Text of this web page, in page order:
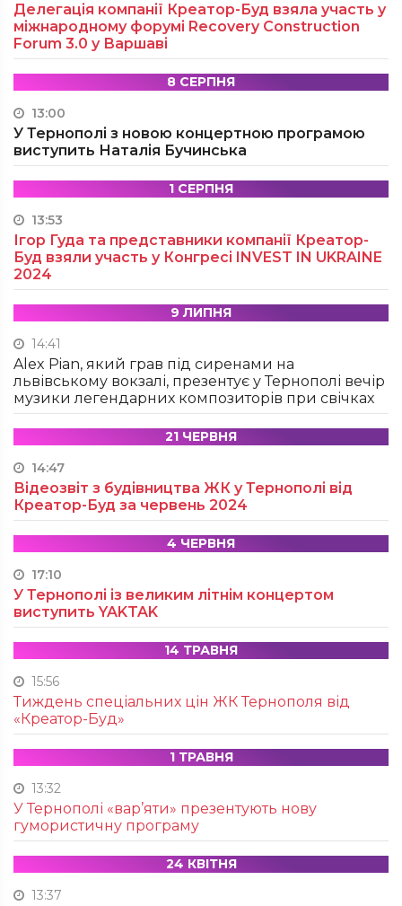
Делегація компанії Креатор-Буд взяла участь у
міжнародному форумі Recovery Construction
Forum 3.0 у Варшаві
8 СЕРПНЯ
13:00
У Тернополі з новою концертною програмою
виступить Наталія Бучинська
1 СЕРПНЯ
13:53
Ігор Гуда та представники компанії Креатор-
Буд взяли участь у Конгресі INVEST IN UKRAINE
2024
9 ЛИПНЯ
14:41
Alex Pian, який грав під сиренами на
львівському вокзалі, презентує у Тернополі вечір
музики легендарних композиторів при свічках
21 ЧЕРВНЯ
14:47
Відеозвіт з будівництва ЖК у Тернополі від
Креатор-Буд за червень 2024
4 ЧЕРВНЯ
17:10
У Тернополі із великим літнім концертом
виступить YAKTAK
14 ТРАВНЯ
15:56
Тиждень спеціальних цін ЖК Тернополя від
«Креатор-Буд»
1 ТРАВНЯ
13:32
У Тернополі «вар’яти» презентують нову
гумористичну програму
24 КВІТНЯ
13:37